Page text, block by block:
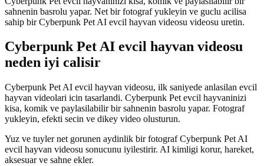
sahnenin basrolu yapar. Net bir fotograf yukleyin ve guclu acilisa
sahip bir Cyberpunk Pet AI evcil hayvan videosu videosu uretin.
Cyberpunk Pet AI evcil hayvan videosu
neden iyi calisir
Cyberpunk Pet AI evcil hayvan videosu, ilk saniyede anlasilan evcil
hayvan videolari icin tasarlandi. Cyberpunk Pet evcil hayvaninizi
kisa, komik ve paylasilabilir bir sahnenin basrolu yapar. Fotograf
yukleyin, efekti secin ve dikey video olusturun.
Yuz ve tuyler net gorunen aydinlik bir fotograf Cyberpunk Pet AI
evcil hayvan videosu sonucunu iyilestirir. AI kimligi korur, hareket,
aksesuar ve sahne ekler.